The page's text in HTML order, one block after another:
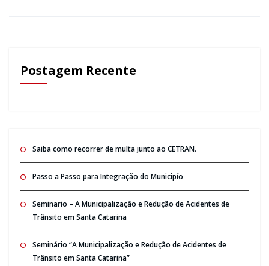
Postagem Recente
Saiba como recorrer de multa junto ao CETRAN.
Passo a Passo para Integração do Municipío
Seminario – A Municipalização e Redução de Acidentes de
Trânsito em Santa Catarina
Seminário “A Municipalização e Redução de Acidentes de
Trânsito em Santa Catarina”